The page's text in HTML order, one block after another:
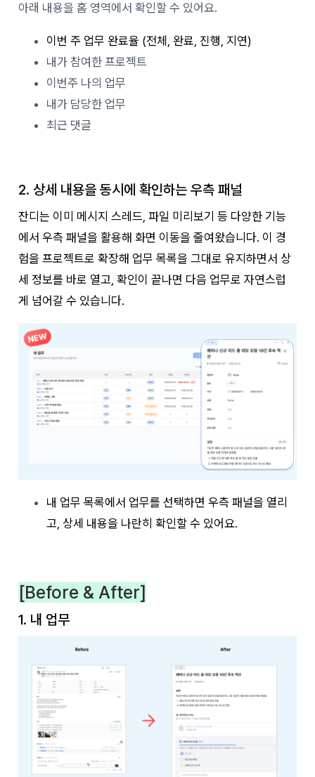
아래 내용을 홈 영역에서 확인할 수 있어요.
이번 주 업무 완료율 (전체, 완료, 진행, 지연)
내가 참여한 프로젝트
이번주 나의 업무
내가 담당한 업무
최근 댓글
2. 상세 내용을 동시에 확인하는 우측 패널
잔디는 이미 메시지 스레드, 파일 미리보기 등 다양한 기능
에서 우측 패널을 활용해 화면 이동을 줄여왔습니다. 이 경
험을 프로젝트로 확장해 업무 목록을 그대로 유지하면서 상
세 정보를 바로 열고, 확인이 끝나면 다음 업무로 자연스럽
게 넘어갈 수 있습니다.
내 업무 목록에서 업무를 선택하면 우측 패널을 열리
고, 상세 내용을 나란히 확인할 수 있어요.
[Before & After]
1. 내 업무